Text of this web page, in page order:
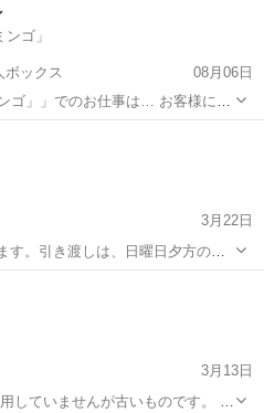
ゴ」
ボックス
08月06日
ゴ」」でのお仕事は… お客様に美
しくお喋り これだけでOK 対面接
子でも安心ですよ! 「私にできるか
3月22日
す。引き渡しは、日曜日夕方のみ
充電出来る人のみです。
3月13日
していませんが古いものです。 4